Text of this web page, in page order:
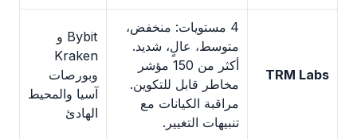
TRM Labs
4 مستويات: منخفض،
متوسط، عالٍ، شديد.
أكثر من 150 مؤشر
مخاطر قابل للتكوين.
مراقبة الكيانات مع
تنبيهات التغيير.
Bybit و
Kraken
وبورصات
آسيا والمحيط
الهادئ